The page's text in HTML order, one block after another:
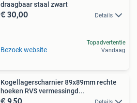
draagbaar staal zwart
€ 30,00 Details
Bezoek website
Topadvertentie
Vandaag
Kogellagerscharnier 89x89mm rechte
hoeken RVS vermessingd...